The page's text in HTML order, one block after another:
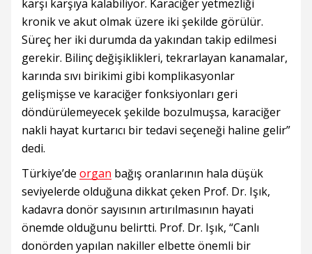
karşı karşıya kalabiliyor. Karaciğer yetmezliği
kronik ve akut olmak üzere iki şekilde görülür.
Süreç her iki durumda da yakından takip edilmesi
gerekir. Bilinç değişiklikleri, tekrarlayan kanamalar,
karında sıvı birikimi gibi komplikasyonlar
gelişmişse ve karaciğer fonksiyonları geri
döndürülemeyecek şekilde bozulmuşsa, karaciğer
nakli hayat kurtarıcı bir tedavi seçeneği haline gelir”
dedi.
Türkiye’de organ bağış oranlarının hala düşük
seviyelerde olduğuna dikkat çeken Prof. Dr. Işık,
kadavra donör sayısının artırılmasının hayati
önemde olduğunu belirtti. Prof. Dr. Işık, “Canlı
donörden yapılan nakiller elbette önemli bir